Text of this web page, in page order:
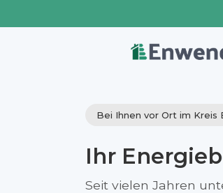
Bei Ihnen vor Ort im Kreis
Ihr
Seit vielen Jahren